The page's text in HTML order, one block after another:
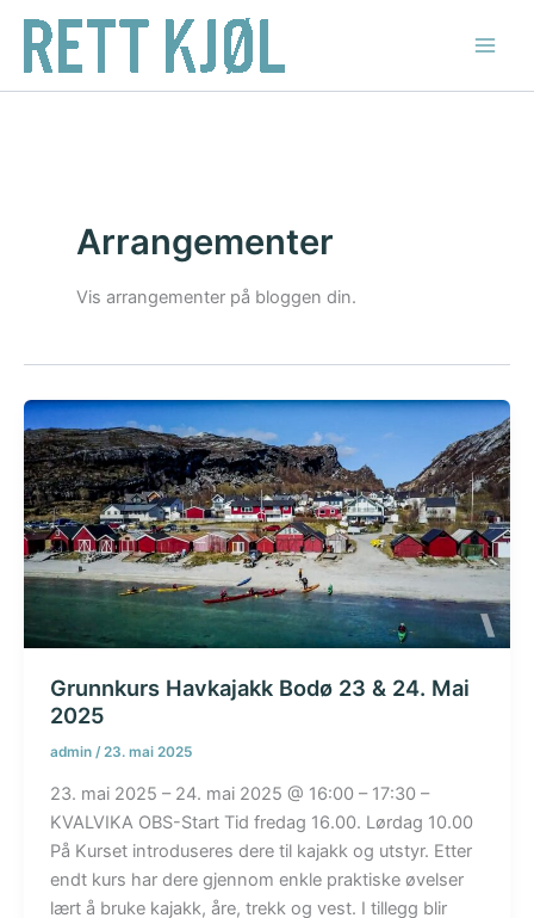
innholdet
Arrangementer
Vis arrangementer på bloggen din.
Grunnkurs Havkajakk Bodø 23 & 24. Mai
2025
admin /23. mai 2025
23. mai 2025 – 24. mai 2025 @ 16:00 – 17:30 –
KVALVIKA OBS-Start Tid fredag 16.00. Lørdag 10.00
På Kurset introduseres dere til kajakk og utstyr. Etter
endt kurs har dere gjennom enkle praktiske øvelser
lært å bruke kajakk, åre, trekk og vest. I tillegg blir